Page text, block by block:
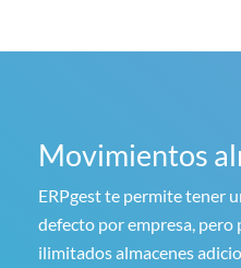
Movimientos
ERPgest te permite tener
defecto por empresa, pero
ilimitados almacenes